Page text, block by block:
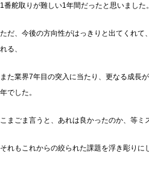
1番舵取りが難しい1年間だったと思いました。
ただ、今後の方向性がはっきりと出てくれて
れる、
また業界7年目の突入に当たり、更なる成長
年でした。
こまごま言うと、あれは良かったのか、等ミ
それもこれからの絞られた課題を浮き彫りに